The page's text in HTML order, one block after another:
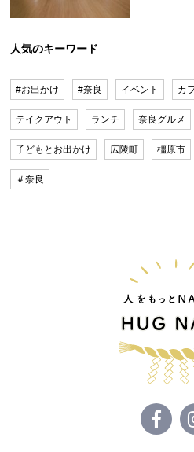
人気のキーワード
#お出かけ #奈良 イベント カ
テイクアウト ランチ 奈良グルメ
子どもとお出かけ 広陵町 橿原市
＃奈良